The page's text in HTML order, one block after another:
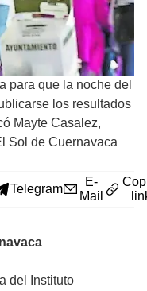
para que la noche del
los resultados
Mayte Casalez,
Sol de Cuernavaca
Telegram
E-
Mail
del Instituto